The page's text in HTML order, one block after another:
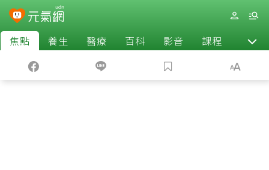
焦點 養生 醫療 百科 影音 課程 退休